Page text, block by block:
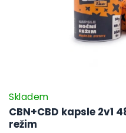
CBN+CBD kapsle 2v1
režim
Skladem